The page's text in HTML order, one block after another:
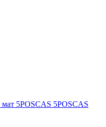
5POSCAS 5POSCAS